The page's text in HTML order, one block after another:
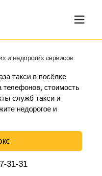
и недорогих сервисов
такси в посёлке
стоимость
служб такси и
недорогое и
31-31